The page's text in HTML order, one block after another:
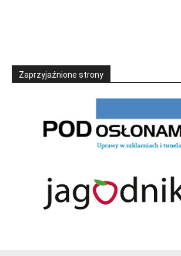
Zaprzyjaźnione strony